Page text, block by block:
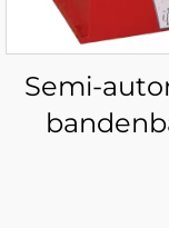
Semi-